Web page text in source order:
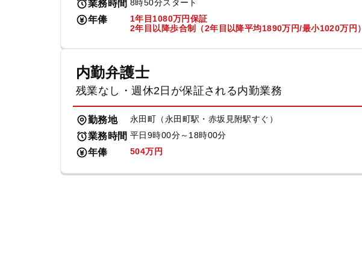
業務時間 8時50分スタート
年俸
1年目1080万円保証
2年目以降歩合制（2年目以降平均1890万円/最小1020万円）
内勤弁護士
残業なし・週休2日が保証される内勤業務
勤務地 永田町（永田町駅・赤坂見附駅すぐ）
業務時間 平日9時00分～18時00分
年俸 504万円